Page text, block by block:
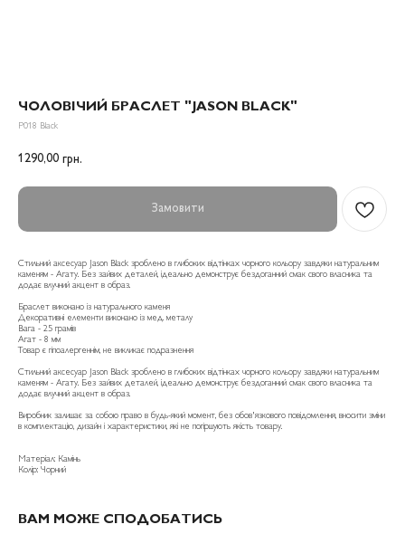
ЧОЛОВІЧИЙ БРАСЛЕТ "JASON BLACK"
P018 Black
1290,00 грн.
Замовити
Стильний аксесуар Jason Black зроблено в глибоких відтінках чорного кольору завдяки натуральним
каменям - Агату. Без зайвих деталей, ідеально демонструє бездоганний смак свого власника та
додає влучний акцент в образ.
Браслет виконано із натурального каменя
Декоративні елементи виконано із мед. металу
Вага - 25 грамів
Агат - 8 мм
Товар є гіпоалергеннім, не викликає подразнення
Стильний аксесуар Jason Black зроблено в глибоких відтінках чорного кольору завдяки натуральним
каменям - Агату. Без зайвих деталей, ідеально демонструє бездоганний смак свого власника та
додає влучний акцент в образ.
Виробник залишає за собою право в будь-який момент, без обов'язкового повідомлення, вносити зміни
в комплектацію, дизайн і характеристики, які не погіршують якість товару.
Матеріал: Камінь
Колір: Чорний
ВАМ МОЖЕ СПОДОБАТИСЬ